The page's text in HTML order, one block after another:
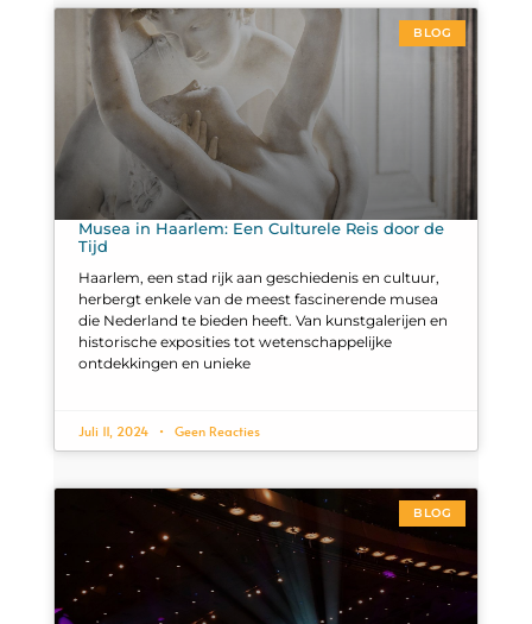
BLOG
Musea in Haarlem: Een Culturele Reis door de
Tijd
Haarlem, een stad rijk aan geschiedenis en cultuur,
herbergt enkele van de meest fascinerende musea
die Nederland te bieden heeft. Van kunstgalerijen en
historische exposities tot wetenschappelijke
ontdekkingen en unieke
Juli 11, 2024 Geen Reacties
BLOG